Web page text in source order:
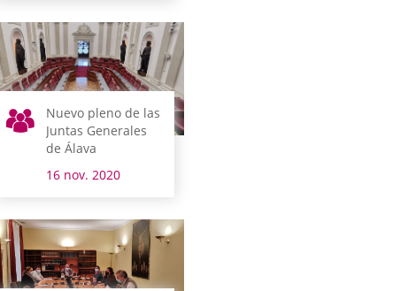
comparecen esta
semana en
comisión
Nuevo pleno de las
Juntas Generales
de Álava
16 nov. 2020